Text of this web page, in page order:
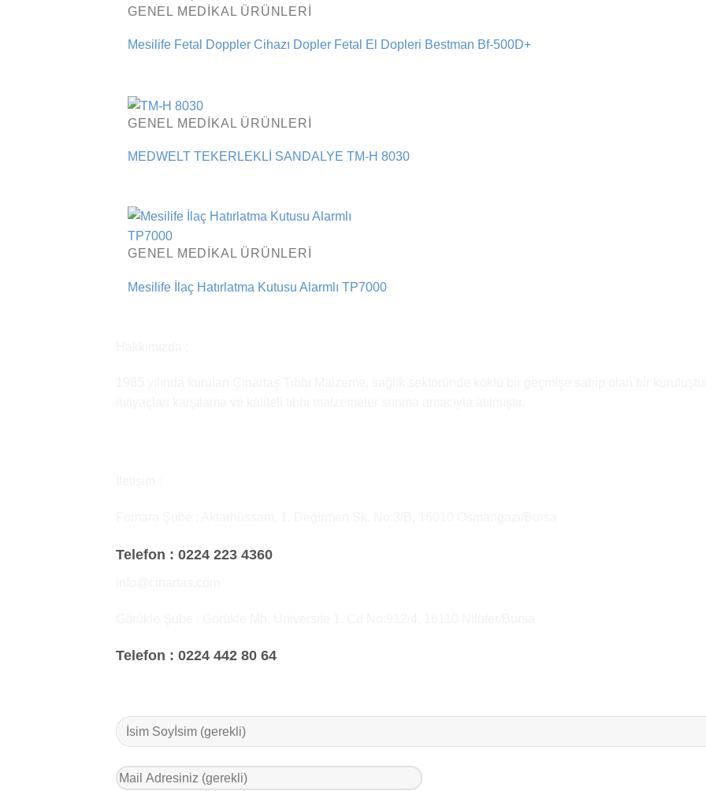
GENEL MEDIKAL ÜRÜNLERI
Mesilife Fetal Doppler Cihazı Dopler Fetal El Dopleri Bestman Bf-500D+
GENEL MEDIKAL ÜRÜNLERI
MEDWELT TEKERLEKLİ SANDALYE TM-H 8030
GENEL MEDIKAL ÜRÜNLERI
Mesilife İlaç Hatırlatma Kutusu Alarmlı TP7000
Telefon : 0224 223 4360
Telefon : 0224 442 80 64